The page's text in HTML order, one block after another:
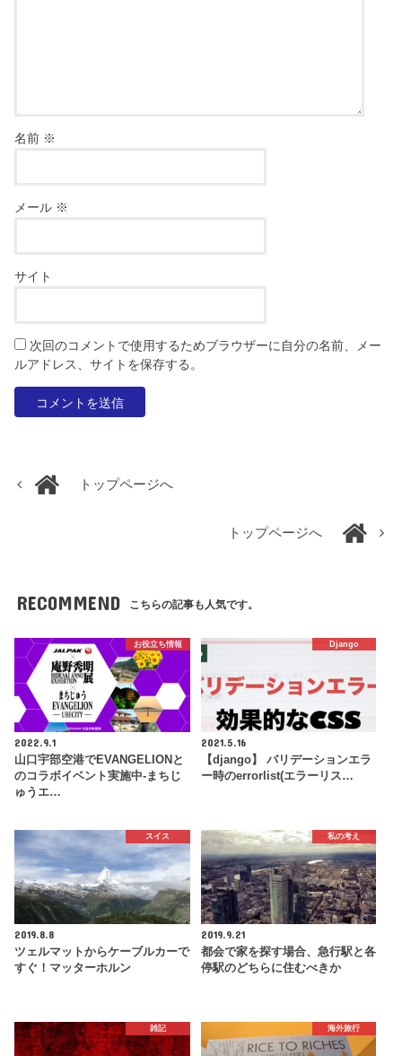
名前 ※
メール ※
サイト
次回のコメントで使用するためブラウザーに自分の名前、メー
ルアドレス、サイトを保存する。
トップページへ
トップページへ
RECOMMEND こちらの記事も人気です。
お役立ち情報
2022.9.1
山口宇部空港でEVANGELIONと
のコラボイベント実施中-まちじ
ゅうエ…
Django
2021.5.16
【django】 バリデーションエラ
ー時のerrorlist(エラーリス…
スイス
2019.8.8
ツェルマットからケーブルカーで
すぐ！マッターホルン
私の考え
2019.9.21
都会で家を探す場合、急行駅と各
停駅のどちらに住むべきか
雑記 海外旅行